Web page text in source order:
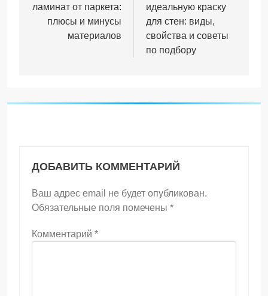
записям
ламинат от паркета:
плюсы и минусы
материалов
идеальную краску
для стен: виды,
свойства и советы
по подбору
ДОБАВИТЬ КОММЕНТАРИЙ
Ваш адрес email не будет опубликован.
Обязательные поля помечены *
Комментарий *